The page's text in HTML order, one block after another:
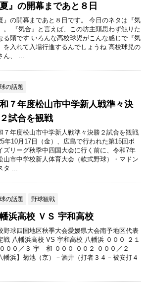
夏』の開幕まであと８日
』の開幕まであと８日です。 今日のネタは『気
。 『気合』と言えば、この坊主頭思わず触りた
る頭です いろんな高校球児がこんな感じで『気
を入れて入場行進するんでしょうね 高校球児の
ん、 ...
の話題
７年度松山市中学新人戦準々決
試合を観戦
７年度松山市中学新人戦準々決勝２試合を観戦
年10月17日（金）、広島で行われた第15回ボ
ズリーグ秋季中四国大会に行く前に、令和7年
山市中学校新人体育大会（軟式野球）・マドン
タ ...
の話題 野球観戦
浜高校 ＶＳ 宇和高校
野球四国地区秋季大会愛媛県大会南予地区代表
戦 八幡浜高校 VS 宇和高校 八幡浜 ０００ ２１
００／３ 宇 和 ０００ ００２ ０００／２
幡浜】菊池（京）－酒井（打者３４－被安打４